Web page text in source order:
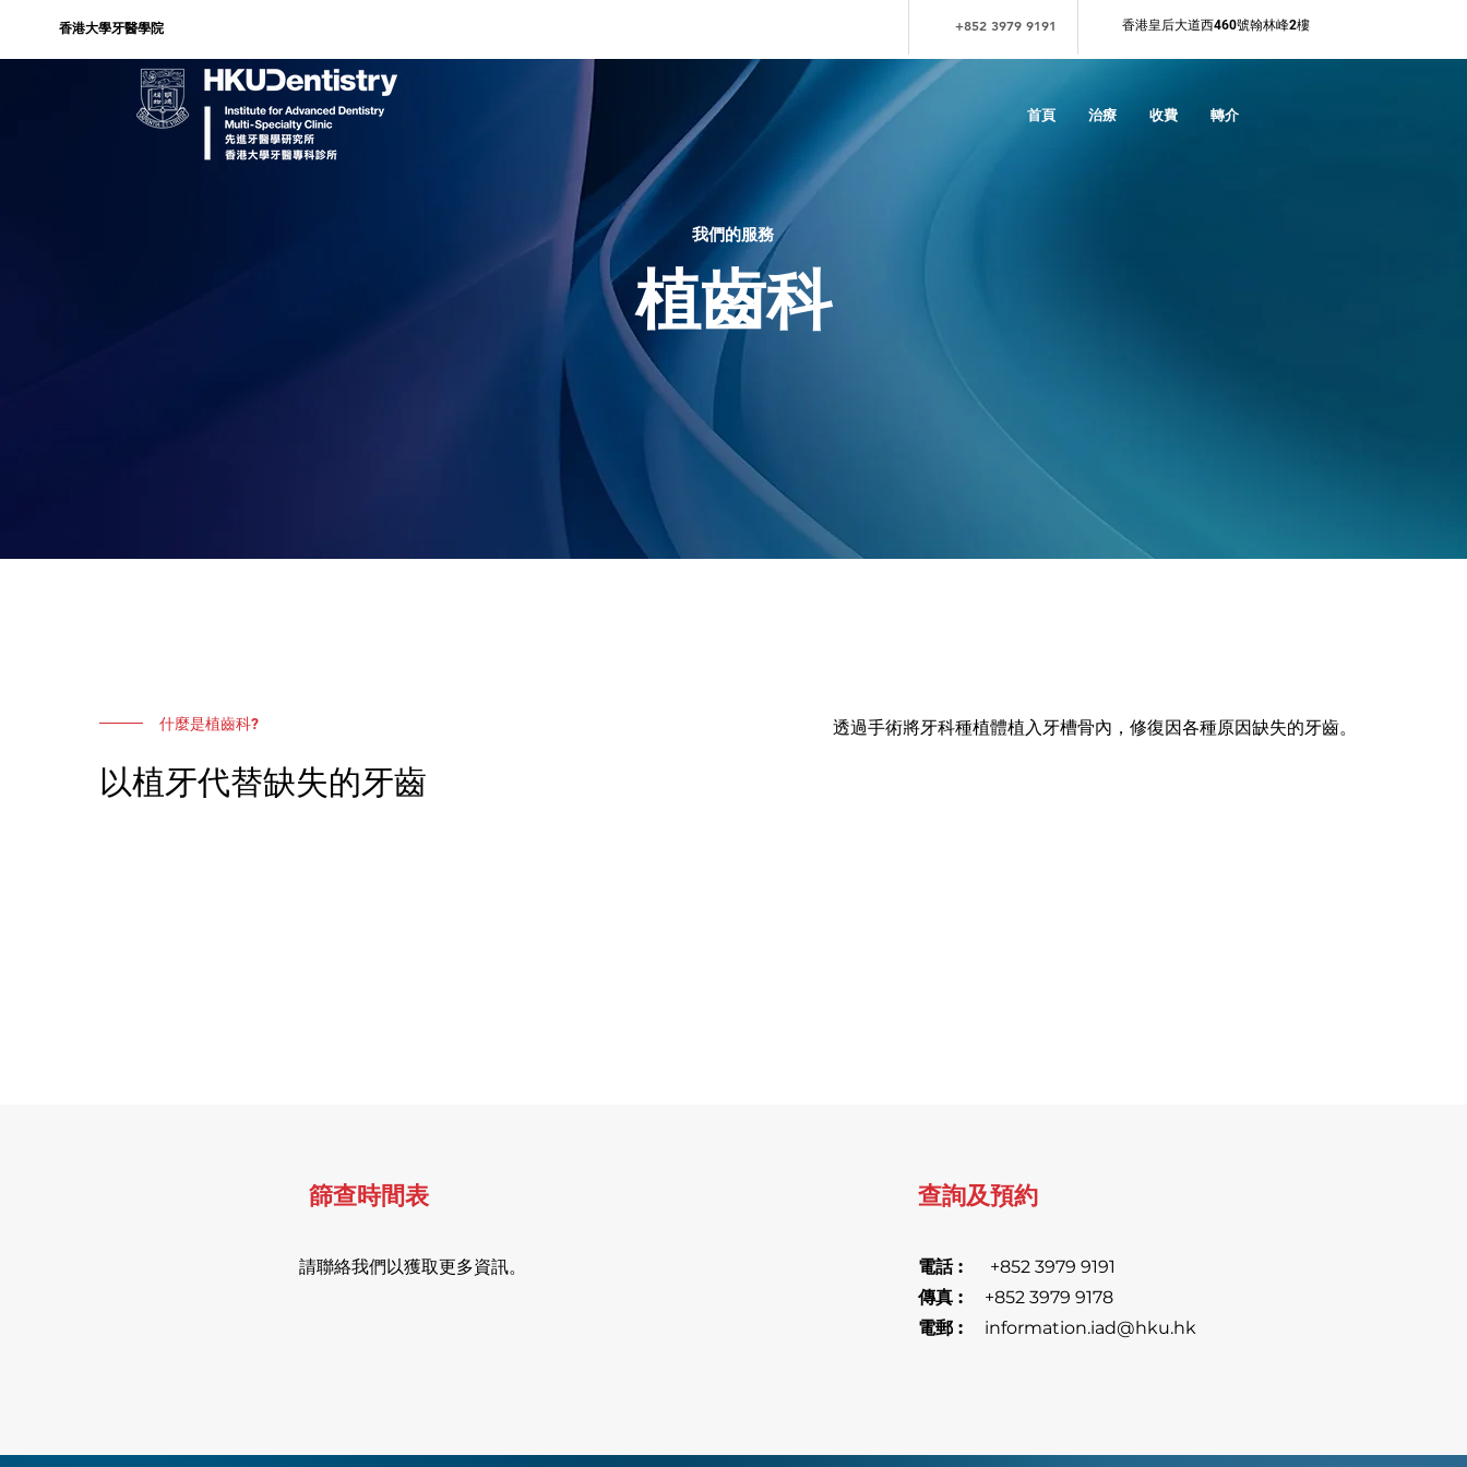
香港大學牙​醫學院 +852 3979 9191 香港皇后大道西460號翰林峰2樓
首頁 治療 收費 轉介
我們的服務
植齒科
什麼是植齒科?
以植牙代替缺失的牙齒
透過手術將牙科種植體植入牙槽骨內，修復因各種原因缺失的牙齒。
篩查時間表
​請聯絡我們以獲取更多資訊。
查詢及預約
電話 : +852 3979 9191
傳真 : +852 3979 9178
電郵 :
information.iad@hku.hk